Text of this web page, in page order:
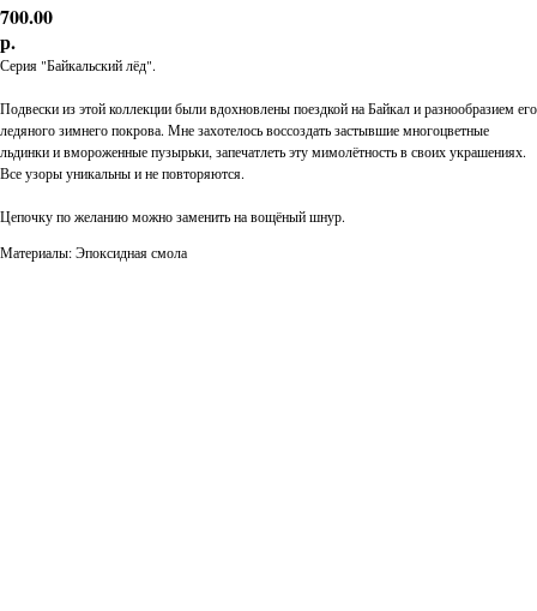
700.00
р.
Серия "Байкальский лёд".
Подвески из этой коллекции были вдохновлены поездкой на Байкал и разнообразием его
ледяного зимнего покрова. Мне захотелось воссоздать застывшие многоцветные
льдинки и вмороженные пузырьки, запечатлеть эту мимолётность в своих украшениях.
Все узоры уникальны и не повторяются.
Цепочку по желанию можно заменить на вощёный шнур.
Материалы: Эпоксидная смола